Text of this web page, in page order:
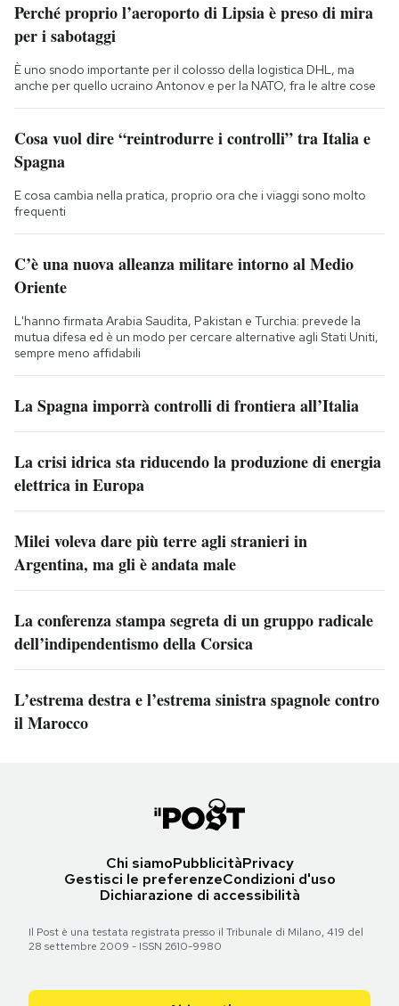
Perché proprio l’aeroporto di Lipsia è preso di mira
per i sabotaggi
È uno snodo importante per il colosso della logistica DHL, ma
anche per quello ucraino Antonov e per la NATO, fra le altre cose
Cosa vuol dire “reintrodurre i controlli” tra Italia e
Spagna
E cosa cambia nella pratica, proprio ora che i viaggi sono molto
frequenti
C’è una nuova alleanza militare intorno al Medio
Oriente
L'hanno firmata Arabia Saudita, Pakistan e Turchia: prevede la
mutua difesa ed è un modo per cercare alternative agli Stati Uniti,
sempre meno affidabili
La Spagna imporrà controlli di frontiera all’Italia
La crisi idrica sta riducendo la produzione di energia
elettrica in Europa
Milei voleva dare più terre agli stranieri in
Argentina, ma gli è andata male
La conferenza stampa segreta di un gruppo radicale
dell’indipendentismo della Corsica
L’estrema destra e l’estrema sinistra spagnole contro
il Marocco
Chi siamoPubblicitàPrivacy
Gestisci le preferenzeCondizioni d'uso
Dichiarazione di accessibilità
Il Post è una testata registrata presso il Tribunale di Milano, 419 del
28 settembre 2009 - ISSN 2610-9980